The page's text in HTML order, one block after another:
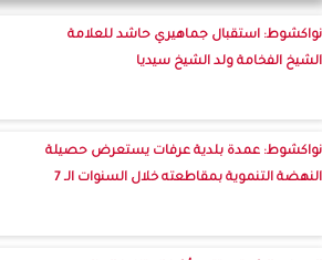
نواكشوط: استقبال جماهيري حاشد للعلامة
الشيخ الفخامة ولد الشيخ سيديا
نواكشوط: عمدة بلدية عرفات يستعرض حصيلة
النهضة التنموية بمقاطعته خلال السنوات الـ 7